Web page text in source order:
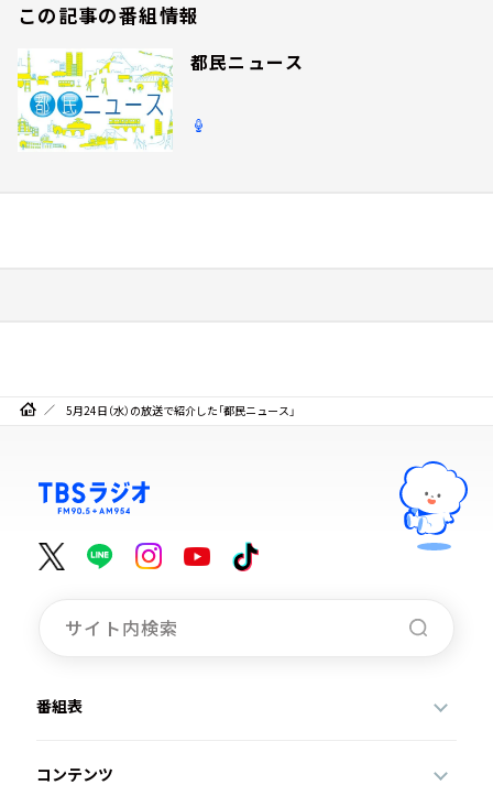
この記事の番組情報
都民ニュース
5月24日（水）の放送で紹介した「都民ニュース」
番組表
コンテンツ